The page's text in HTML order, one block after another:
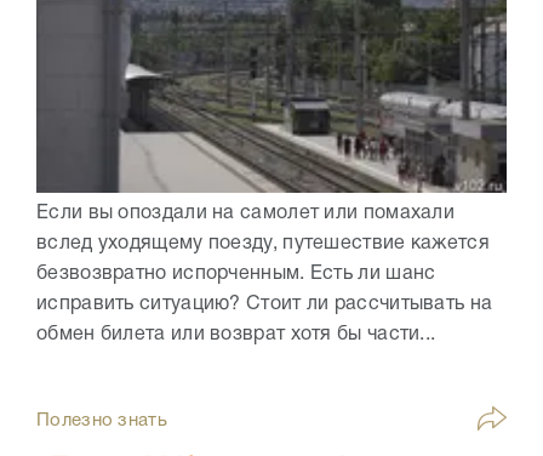
Если вы опоздали на самолет или помахали
вслед уходящему поезду, путешествие кажется
безвозвратно испорченным. Есть ли шанс
исправить ситуацию? Стоит ли рассчитывать на
обмен билета или возврат хотя бы части...
Полезно знать